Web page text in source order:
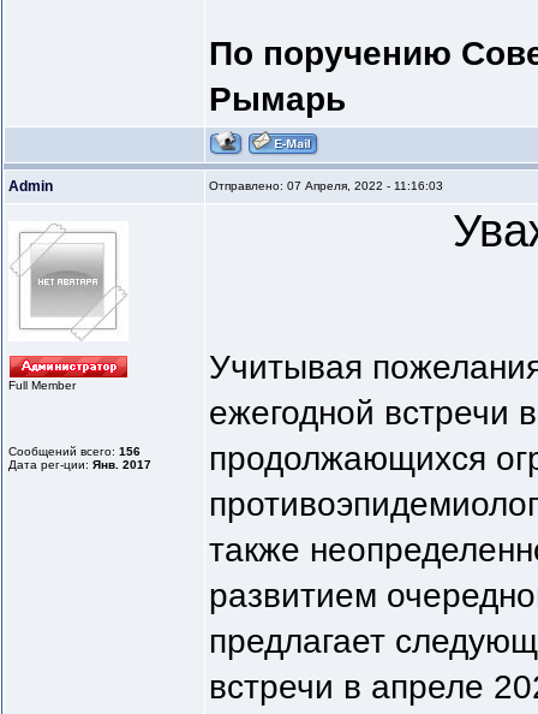
По поручению
Рымарь
Admin Отправлено: 07 Апреля, 2022 - 11:16:03
Full Member
Сообщений всего: 156
Дата рег-ции: Янв. 2017
Учитывая
ежегодной встречи
продолжающихся
также
развитием
предлагает
встречи в апреле